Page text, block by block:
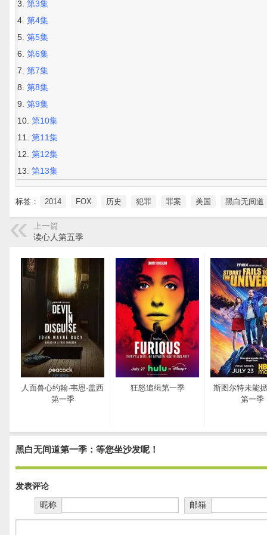
第3集
第4集
第5集
第6集
第7集
第8集
第9集
第10集
第11集
第12集
第13集
标签： 2014 FOX 历史 犯罪 罪案 美国 黑白无间道
上一篇
读心人第五季
人面兽心约翰·韦恩·盖西
第一季
狂怒追缉第一季
斯图尔特未能
第一季
黑白无间道第一季：等您坐沙发呢！
发表评论
昵称
邮箱